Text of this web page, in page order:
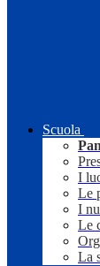
Scuola
I
Le
I
Le
La